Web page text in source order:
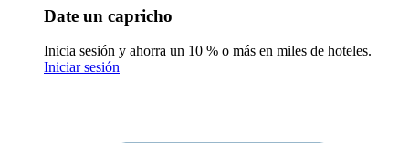
Date un capricho
Inicia sesión y ahorra un 10 % o más en miles de hoteles.
Iniciar sesión